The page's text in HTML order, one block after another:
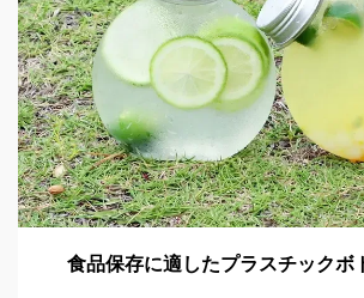
食品保存に適したプラスチックボ